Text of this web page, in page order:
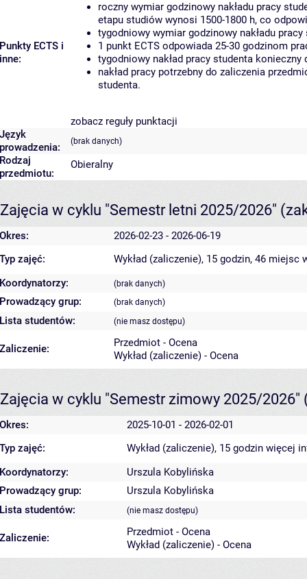
Punkty ECTS i
inne:
roczny wymiar godzinowy nakładu pracy
etapu studiów wynosi 1500-1800 h, co
tygodniowy wymiar godzinowy nakładu
1 punkt ECTS odpowiada 25-30 godzinom
tygodniowy nakład pracy studenta
nakład pracy potrzebny do zaliczenia
studenta.
zobacz reguły punktacji
Język
prowadzenia:
(brak danych)
Rodzaj
przedmiotu:
Obieralny
Zajęcia w cyklu "Semestr letni 2025/2026"
Okres:
2026-02-23 - 2026-06-19
Typ zajęć:
Wykład (zaliczenie), 15 godzin, 46 miejsc
Koordynatorzy:
(brak danych)
Prowadzący grup: (brak danych)
Lista studentów: (nie masz dostępu)
Zaliczenie:
Przedmiot - Ocena
Wykład (zaliczenie) - Ocena
Zajęcia w cyklu "Semestr zimowy 2025/2026"
Okres:
2025-10-01 - 2026-02-01
Typ zajęć:
Wykład (zaliczenie), 15 godzin więcej
Koordynatorzy:
Urszula Kobylińska
Prowadzący grup:
Urszula Kobylińska
Lista studentów:
(nie masz dostępu)
Zaliczenie:
Przedmiot - Ocena
Wykład (zaliczenie) - Ocena